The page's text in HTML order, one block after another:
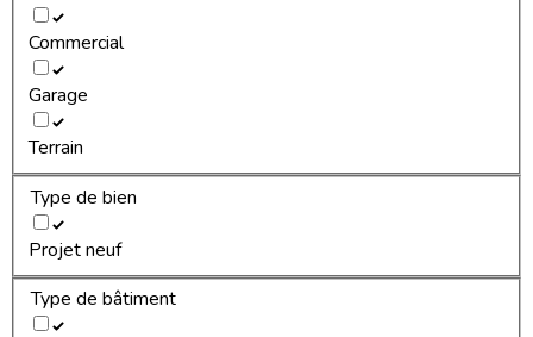
Commercial
Garage
Terrain
Type de bien
Projet neuf
Type de bâtiment